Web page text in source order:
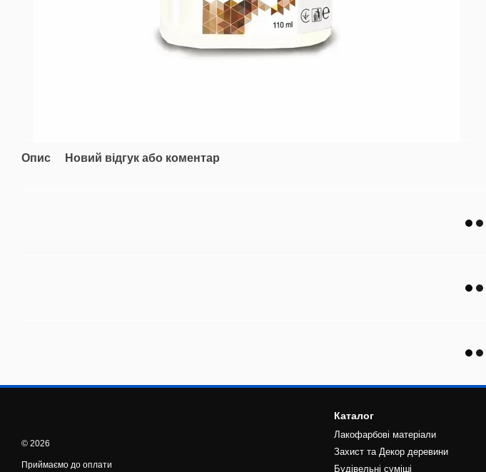
Опис Новий відгук або коментар
© 2026
Приймаємо до оплати
Каталог
Лакофарбові матеріали
Захист та Декор деревини
Будівельні суміші